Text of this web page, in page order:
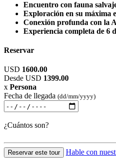
Encuentro con fauna
Exploración en su máxima
Conexión profunda con la
Experiencia completa de 6
Reservar
USD 1600.00
Desde USD 1399.00
x Persona
Fecha de llegada (dd/mm/yyyy)
¿Cuántos son?
Reservar este tour Hable con